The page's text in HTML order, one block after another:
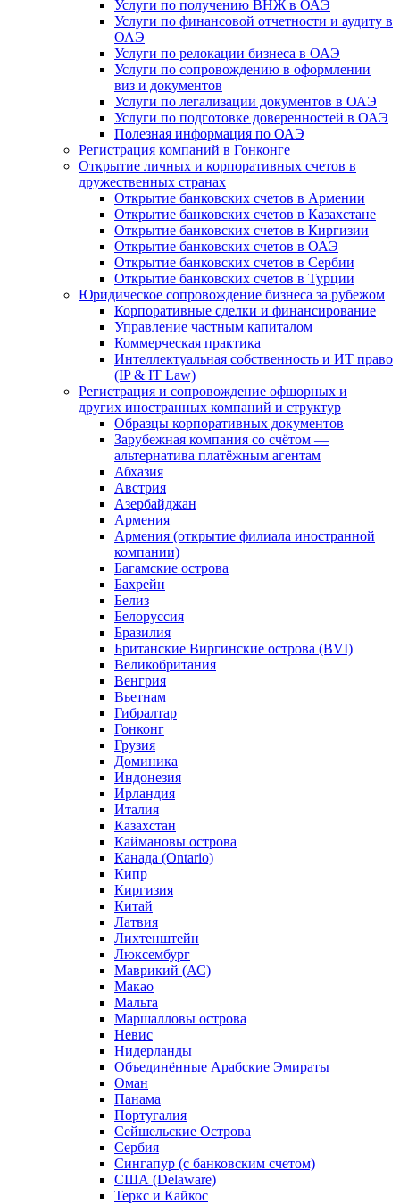
Услуги по получению ВНЖ в ОАЭ
Услуги по финансовой отчетности и аудиту в
ОАЭ
Услуги по релокации бизнеса в ОАЭ
Услуги по сопровождению в оформлении
виз и документов
Услуги по легализации документов в ОАЭ
Услуги по подготовке доверенностей в ОАЭ
Полезная информация по ОАЭ
Регистрация компаний в Гонконге
Открытие личных и корпоративных счетов в
дружественных странах
Открытие банковских счетов в Армении
Открытие банковских счетов в Казахстане
Открытие банковских счетов в Киргизии
Открытие банковских счетов в ОАЭ
Открытие банковских счетов в Сербии
Открытие банковских счетов в Турции
Юридическое сопровождение бизнеса за рубежом
Корпоративные сделки и финансирование
Управление частным капиталом
Коммерческая практика
Интеллектуальная собственность и ИТ право
(IP & IT Law)
Регистрация и сопровождение офшорных и
других иностранных компаний и структур
Образцы корпоративных документов
Зарубежная компания со счётом —
альтернатива платёжным агентам
Абхазия
Австрия
Азербайджан
Армения
Армения (открытие филиала иностранной
компании)
Багамские острова
Бахрейн
Белиз
Белоруссия
Бразилия
Британские Виргинские острова (BVI)
Великобритания
Венгрия
Вьетнам
Гибралтар
Гонконг
Грузия
Доминика
Индонезия
Ирландия
Италия
Казахстан
Каймановы острова
Канада (Ontario)
Кипр
Киргизия
Китай
Латвия
Лихтенштейн
Люксембург
Маврикий (АС)
Макао
Мальта
Маршалловы острова
Нeвис
Нидерланды
Объединённые Арабские Эмираты
Оман
Панама
Португалия
Сейшельские Острова
Сербия
Сингапур (c банковским счетом)
США (Delaware)
Теркс и Кайкос